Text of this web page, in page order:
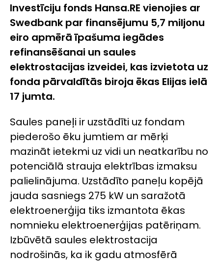
Investīciju fonds Hansa.RE vienojies ar
Swedbank par finansējumu 5,7 miljonu
eiro apmērā īpašuma iegādes
refinansēšanai un saules
elektrostacijas izveidei, kas izvietota uz
fonda pārvaldītās biroja ēkas Elijas ielā
17 jumta.
Saules paneļi ir uzstādīti uz fondam
piederošo ēku jumtiem ar mērķi
mazināt ietekmi uz vidi un neatkarību no
potenciālā strauja elektrības izmaksu
palielinājuma. Uzstādīto paneļu kopējā
jauda sasniegs 275 kW un saražotā
elektroenerģija tiks izmantota ēkas
nomnieku elektroenerģijas patēriņam.
Izbūvētā saules elektrostacija
nodrošinās, ka ik gadu atmosfērā